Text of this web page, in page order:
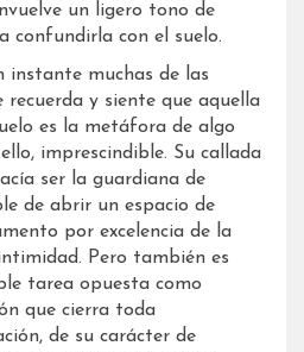
un ligero tono de
confundirla con el suelo.
instante muchas de las
recuerda y siente que aquella
es la metáfora de algo
imprescindible. Su callada
ser la guardiana de
de abrir un espacio de
por excelencia de la
Pero también es
tarea opuesta como
que cierra toda
de su carácter de